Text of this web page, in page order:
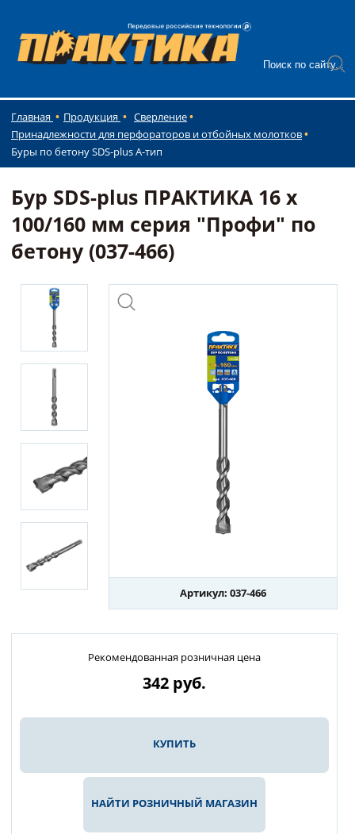
Главная Продукция
Сверление
Принадлежности для перфораторов и отбойных молотков
Буры по бетону SDS-plus А-тип
Бур SDS-plus ПРАКТИКА 16 х
100/160 мм серия "Профи" по
бетону (037-466)
Артикул: 037-466
Рекомендованная розничная цена
342 руб.
КУПИТЬ
НАЙТИ РОЗНИЧНЫЙ МАГАЗИН